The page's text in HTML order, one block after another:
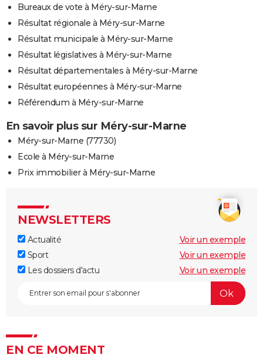
Bureaux de vote à Méry-sur-Marne
Résultat régionale à Méry-sur-Marne
Résultat municipale à Méry-sur-Marne
Résultat législatives à Méry-sur-Marne
Résultat départementales à Méry-sur-Marne
Résultat européennes à Méry-sur-Marne
Référendum à Méry-sur-Marne
En savoir plus sur Méry-sur-Marne
Méry-sur-Marne (77730)
Ecole à Méry-sur-Marne
Prix immobilier à Méry-sur-Marne
NEWSLETTERS
Actualité
Voir un exemple
Sport
Voir un exemple
Les dossiers d'actu
Voir un exemple
EN CE MOMENT